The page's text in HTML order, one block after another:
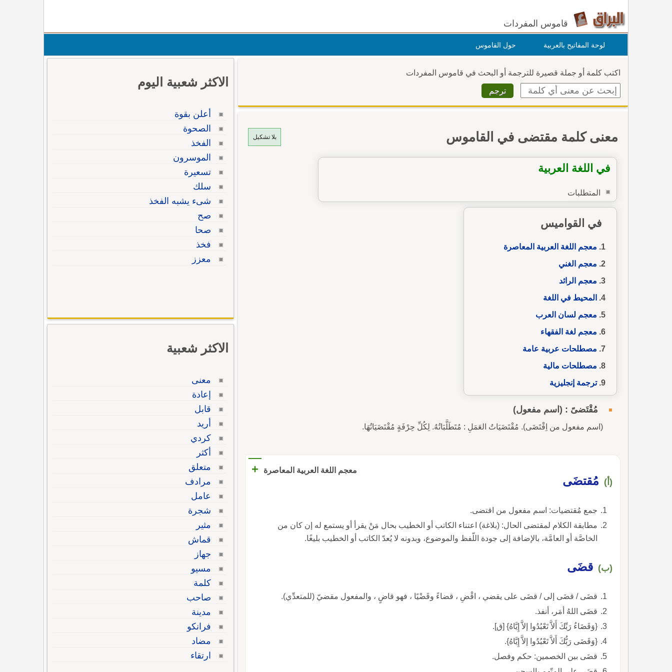
قاموس المفردات
لوحة المفاتيح بالعربية حول القاموس
اكتب كلمة أو جملة قصيرة للترجمة أو البحث في قاموس المفردات
بلا تشكيل معنى كلمة مقتضى في القاموس
في اللغة العربية
المتطلبات
في القواميس
معجم اللغة العربية المعاصرة
معجم الغني
معجم الرائد
المحيط في اللغة
معجم لسان العرب
معجم لغة الفقهاء
مصطلحات عربية عامة
مصطلحات مالية
ترجمة إنجليزية
مُقْتَضىً : (اسم مفعول)
(اسم مفعول من اِقْتَضَى). مُقْتَضَيَاتُ العَمَلِ : مُتَطَلَّبَاتُهُ. لِكُلِّ حِرْفَةٍ مُقْتَضَيَاتُهَا.
معجم اللغة العربية المعاصرة +
(أ) مُقتضَى
جمع مُقتضيات: اسم مفعول من اقتضى.
مطابقة الكلام لمقتضى الحال: (بلاغة) اعتناء الكاتب أو الخطيب بحال مَنْ يقرأ أو يستمع له إن كان من
الخاصَّة أو العامَّة، بالإضافة إلى جودة اللّفظ والموضوع، وبدونه لا يُعدّ الكاتب أو الخطيب بليغًا.
(ب) قضَى
قضَى / قضَى إلى / قضَى على يقضي ، اقْضِ ، قضاءً وقَضْيًا ، فهو قاضٍ ، والمفعول مقضيّ (للمتعدِّي).
قضَى اللهُ أمَر، أنفذ.
{وَقَضَاءُ رَبِّكَ أَلاَّ تَعْبُدُوا إلاَّ إِيَّاهُ} [ق].
{وَقَضَى رَبُّكَ أَلاَّ تَعْبُدُوا إلاَّ إِيَّاهُ}.
قضَى بين الخصمين: حكم وفصل.
الاكثر شعبية اليوم
أعلن بقوة
الصحوة
الفخذ
الموسرون
تسعيرة
سلك
شىء يشبه الفخذ
صح
صحا
فخذ
معزز
الاكثر شعبية
معنى
إعادة
قابل
أريد
كردي
أكثر
متعلق
مرادف
عامل
شجرة
مثير
قماش
جهاز
مسيو
كلمة
صاحب
مدينة
فرانكو
مضاد
ارتقاء